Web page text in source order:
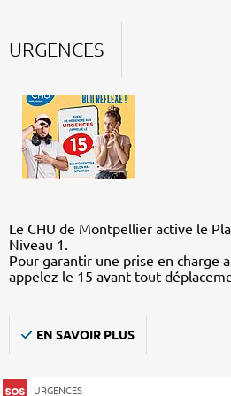
URGENCES
Le CHU de Montpellier active le
Niveau 1.
Pour garantir une prise en charge
appelez le 15 avant tout
EN SAVOIR PLUS
URGENCES